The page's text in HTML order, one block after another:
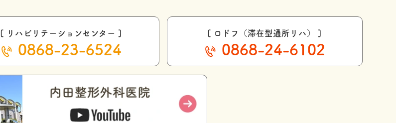
[ リハビリテーションセンター ]
0868-23-6524
[ ロドフ（滞在型通所リハ） ]
0868-24-6102